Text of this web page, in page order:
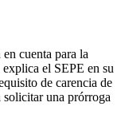
cuenta para la
el SEPE en su
de carencia de
solicitar una prórroga